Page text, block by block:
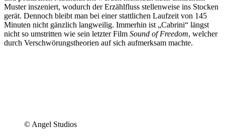
Muster inszeniert, wodurch der Erzählfluss stellenweise ins Stocken
gerät. Dennoch bleibt man bei einer stattlichen Laufzeit von 145
Minuten nicht gänzlich langweilig. Immerhin ist „Cabrini“ längst
nicht so umstritten wie sein letzter Film Sound of Freedom, welcher
durch Verschwörungstheorien auf sich aufmerksam machte.
© Angel Studios